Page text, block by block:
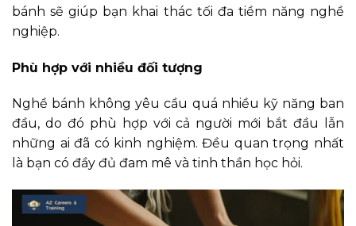
bánh sẽ giúp bạn khai thác tối đa tiềm năng nghề
nghiệp.
Phù hợp với nhiều đối tượng
Nghề bánh không yêu cầu quá nhiều kỹ năng ban
đầu, do đó phù hợp với cả người mới bắt đầu lẫn
những ai đã có kinh nghiệm. Đều quan trọng nhất
là bạn có đầy đủ đam mê và tinh thần học hỏi.